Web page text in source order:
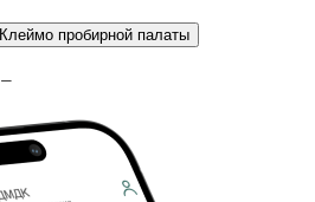
Клеймо пробирной палаты